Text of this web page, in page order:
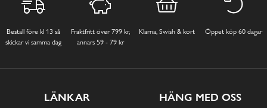
Beställ före kl 13 så
skickar vi samma dag
Fraktfritt över 799 kr,
annars 59 - 79 kr
Klarna, Swish & kort Öppet köp 60 dagar
LÄNKAR HÄNG MED OSS